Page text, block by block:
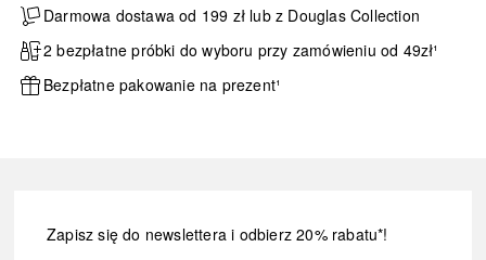
Darmowa dostawa od 199 zł lub z Douglas Collection
2 bezpłatne próbki do wyboru przy zamówieniu od 49zł¹
Bezpłatne pakowanie na prezent¹
Zapisz się do newslettera i odbierz 20% rabatu*!